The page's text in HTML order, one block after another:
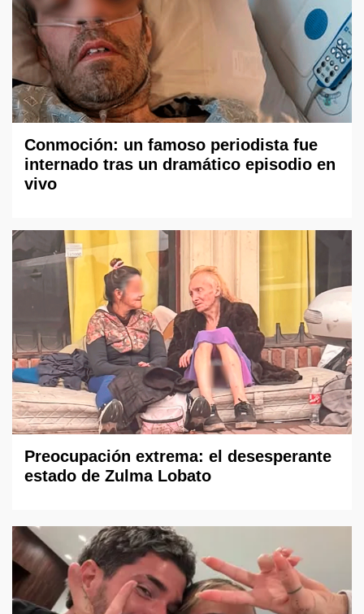
Conmoción: un famoso periodista fue
internado tras un dramático episodio en
vivo
Preocupación extrema: el desesperante
estado de Zulma Lobato